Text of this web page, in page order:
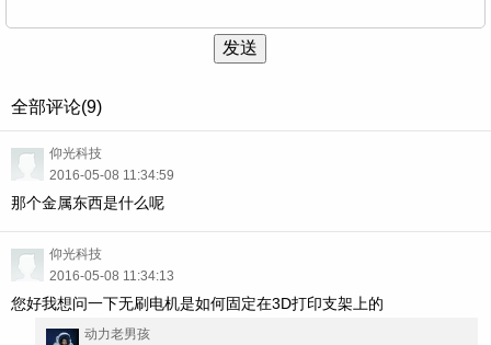
发送
全部评论(9)
仰光科技
2016-05-08 11:34:59
那个金属东西是什么呢
仰光科技
2016-05-08 11:34:13
您好我想问一下无刷电机是如何固定在3D打印支架上的
动力老男孩